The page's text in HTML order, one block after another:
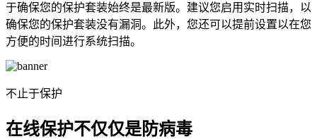
于确保您的保护套装始终是最新版。建议您启用实时扫描，以
确保您的保护套装没有漏洞。此外，您还可以提前设置以在您
方便的时间进行系统扫描。
不止于保护
在线保护不仅仅是防病毒